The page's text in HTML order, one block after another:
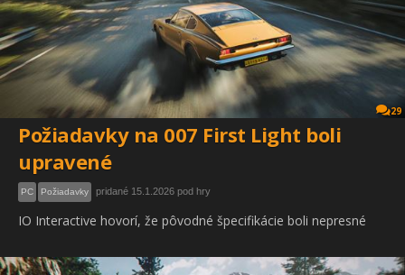
29
Požiadavky na 007 First Light boli
upravené
PC Požiadavky pridané 15.1.2026 pod hry
IO Interactive hovorí, že pôvodné špecifikácie boli nepresné